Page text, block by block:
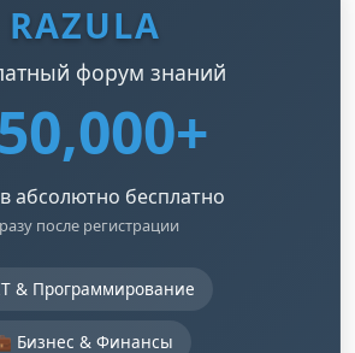
RAZULA
форум знаний
абсолютно бесплатно
после регистрации
& Программирование
Бизнес & Финансы